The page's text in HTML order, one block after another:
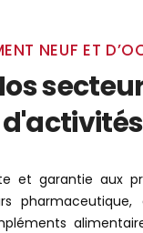
NEUF ET
d'activités
et garantie aux
pharmaceutique,